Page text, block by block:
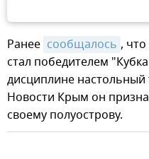
Ранее сообщалось ,
стал победителем
дисциплине
Новости Крым он
своему полуострову.